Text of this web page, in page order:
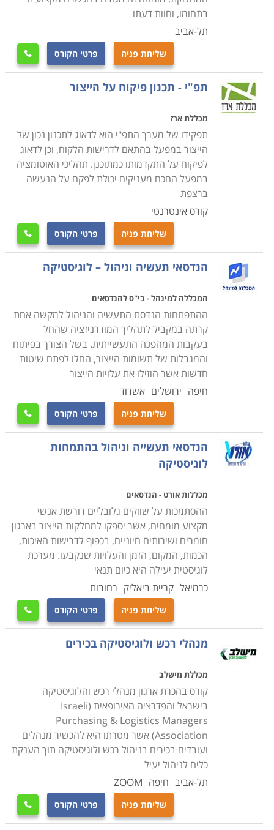
בתחומו, וחוות דעתו
תל-אביב
שליחת פניה פרטי הקורס 
תפ"י - תכנון פיקוח על הייצור
מכללת ארז
תפקידו של מערך התפ"י הוא לדאוג לתכנון נכון של
הייצור במפעל בהתאם לדרישות הלקוח, וכן לדאוג
לפיקוח על התקדמותו כמתוכנן. תהליכי האוטומציה
במפעל החכם מעניקים יכולת לפקח על הנעשה
ברצפת
קורס אינטרנטי
שליחת פניה פרטי הקורס 
הנדסאי תעשיה וניהול – לוגיסטיקה
המכללה למינהל - בי"ס להנדסאים
ההתפתחות הנדסת התעשיה והניהול למקשה אחת
קרתה במקביל לתהליך המודרניזציה שהחל
בעקבות המהפכה התעשייתית. בשל הצורך בפיתוח
והמגבלות של תשומות הייצור, החלו לפתח שיטות
חדשות אשר הוזילו את עלויות הייצור
חיפה ירושלים אשדוד
שליחת פניה פרטי הקורס 
הנדסאי תעשייה וניהול בהתמחות
לוגיסטיקה
מכללות אורט - הנדסאים
ההסתמכות על שווקים גלובליים דורשת אנשי
מקצוע מומחים, אשר יספקו למחלקות הייצור בארגון
חומרים ושירותים חיוניים, בכפוף לדרישות האיכות,
הכמות, המקום, הזמן והעלויות שנקבעו. מערכת
לוגיסטית יעילה היא כיום תנאי
כרמיאל קריית ביאליק רחובות
שליחת פניה פרטי הקורס 
מנהלי רכש ולוגיסטיקה בכירים
מכללת מישלב
קורס בהכרת ארגון מנהלי רכש והלוגיסטיקה
בישראל והפדרציה האירופאית (Israeli
Purchasing & Logistics Managers
Association) אשר מטרתו היא להכשיר מנהלים
ועובדים בכירים בניהול רכש ולוגיסטיקה תוך הענקת
כלים לניהול יעיל
תל-אביב חיפה ZOOM
שליחת פניה פרטי הקורס 